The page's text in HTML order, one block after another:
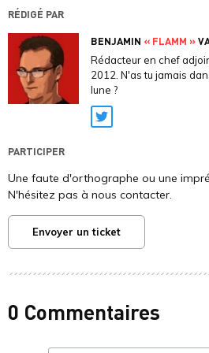
RÉDIGÉ PAR
BENJAMIN « FLAMM »
Rédacteur en chef
2012. N'as tu jamais
lune ?
Twitter
PARTICIPER
Une faute d'orthographe ou une
N'hésitez pas à nous contacter.
Envoyer un ticket
0 Commentaires